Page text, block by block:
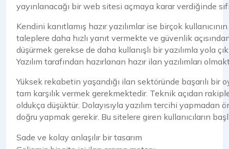
yayınlanacağı bir web sitesi açmaya karar verdiğinde
Kendini kanıtlamış hazır yazılımlar ise birçok
taleplere daha hızlı yanıt vermekte ve güvenlik
düşürmek gerekse de daha kullanışlı bir yazılımla yola
Yazılım tarafından hazırlanan hazır ilan yazılımları
Yüksek rekabetin yaşandığı ilan sektöründe başarılı bir
tam karşılık vermek gerekmektedir. Teknik açıdan
oldukça düşüktür. Dolayısıyla yazılım tercihi
doğru yapmak gerekir. Bu sitelere giren kullanıcıların
Sade ve kolay anlaşılır bir tasarım